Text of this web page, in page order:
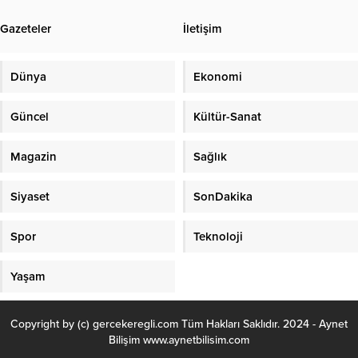
Göktaş, toplumun dezavantajlı
Gazeteler İletişim
Dünya Ekonomi
Güncel Kültür-Sanat
Magazin Sağlık
Siyaset SonDakika
Spor Teknoloji
Yaşam
Copyright by (c) gercekeregli.com Tüm Hakları Saklıdır. 2024 - Aynet
Bilişim www.aynetbilisim.com